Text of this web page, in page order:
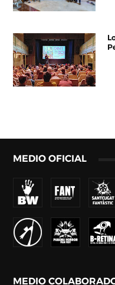
MEDIO OFICIAL
MEDIO